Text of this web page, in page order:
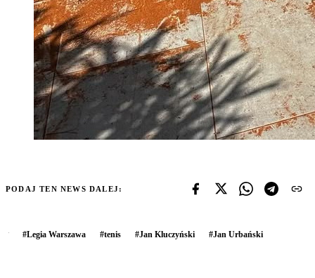
PODAJ TEN NEWS DALEJ:
#Legia Warszawa #tenis #Jan Kluczyński #Jan Urbański